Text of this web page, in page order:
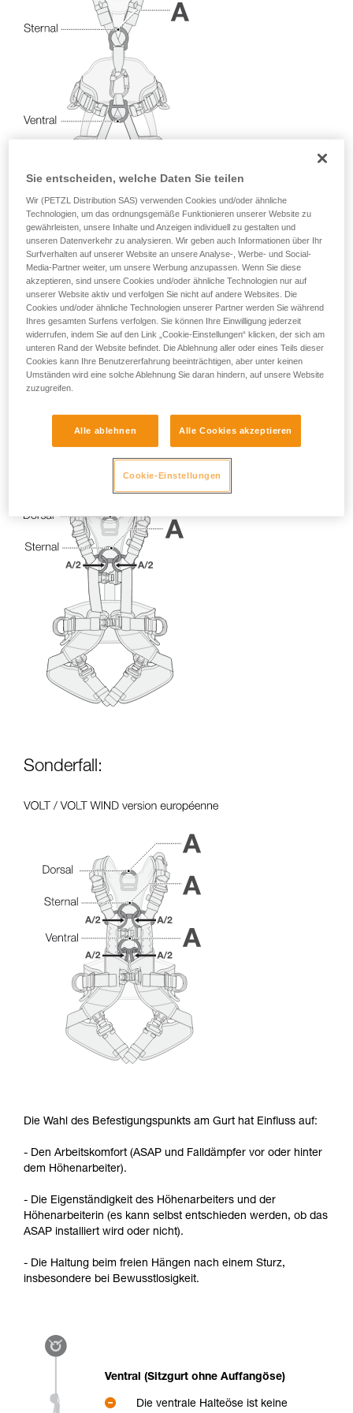
Sie ihn eigenständig durchführen.
Wir geben Beispiele für die mit Ihrer Aktivität
verbundenen Techniken. Möglicherweise gibt es
noch andere Techniken, die hier nicht
beschrieben werden.
Sonderfall:
Die Wahl des Befestigungspunkts am Gurt hat Einfluss auf:
- Den Arbeitskomfort (ASAP und Falldämpfer vor oder hinter
dem Höhenarbeiter).
- Die Eigenständigkeit des Höhenarbeiters und der
Höhenarbeiterin (es kann selbst entschieden werden, ob das
ASAP installiert wird oder nicht).
- Die Haltung beim freien Hängen nach einem Sturz,
insbesondere bei Bewusstlosigkeit.
Ventral (Sitzgurt ohne Auffangöse)
Die ventrale Halteöse ist keine
Sie entscheiden, welche Daten Sie teilen
Wir (PETZL Distribution SAS) verwenden Cookies und/oder ähnliche
Technologien, um das ordnungsgemäße Funktionieren unserer Website zu
gewährleisten, unsere Inhalte und Anzeigen individuell zu gestalten und
unseren Datenverkehr zu analysieren. Wir geben auch Informationen über Ihr
Surfverhalten auf unserer Website an unsere Analyse-, Werbe- und Social-
Media-Partner weiter, um unsere Werbung anzupassen. Wenn Sie diese
akzeptieren, sind unsere Cookies und/oder ähnliche Technologien nur auf
unserer Website aktiv und verfolgen Sie nicht auf andere Websites. Die
Cookies und/oder ähnliche Technologien unserer Partner werden Sie während
Ihres gesamten Surfens verfolgen. Sie können Ihre Einwilligung jederzeit
widerrufen, indem Sie auf den Link „Cookie-Einstellungen“ klicken, der sich am
unteren Rand der Website befindet. Die Ablehnung aller oder eines Teils dieser
Cookies kann Ihre Benutzererfahrung beeinträchtigen, aber unter keinen
Umständen wird eine solche Ablehnung Sie daran hindern, auf unsere Website
zuzugreifen.
Alle ablehnen Alle Cookies akzeptieren
Cookie-Einstellungen